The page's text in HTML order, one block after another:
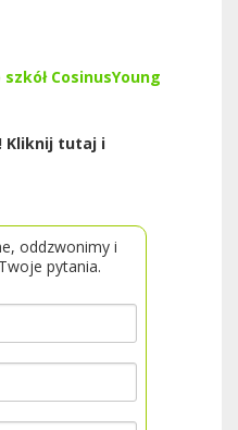
CosinusYoung
Kliknij tutaj i
oddzwonimy i
pytania.